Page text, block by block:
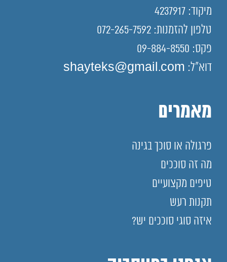
מיקוד: 4237917
טלפון להזמנות: 072-265-7592
פקס: 09-884-8550
דוא"ל: shayteks@gmail.com
מאמרים
פרגולה או סוכך בגינה
מה זה סוככים
טיפים מקצועיים
תקנות רעש
איזה סוגי סוככים יש?